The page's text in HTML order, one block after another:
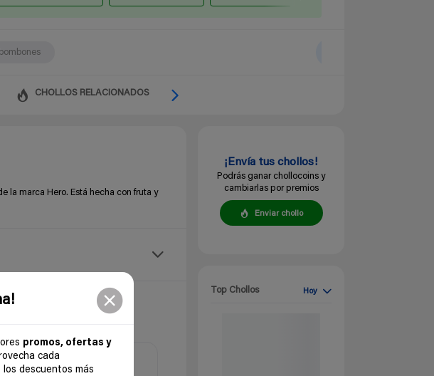
promos, ofertas y
cada
descuentos más
CHOLLOS RELACIONADOS
la marca Hero. Está hecha con fruta y
-27%
¡Envía tus chollos!
Podrás ganar chollocoins y
cambiarlas por premios
Enviar chollo
Top Chollos Hoy